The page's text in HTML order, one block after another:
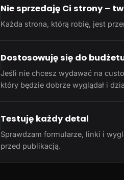
Nie sprzedaję Ci strony –
Każda strona, którą robię, jest
Dostosowuję się do
Jeśli nie chcesz wydawać na
który będzie dobrze wyglądał i
Testuję każdy detal
Sprawdzam formularze, linki i
przed publikacją.